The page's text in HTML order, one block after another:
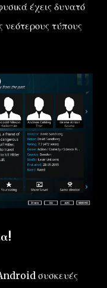
έχεις δυνατό
νεότερους τύπους
συσκευές